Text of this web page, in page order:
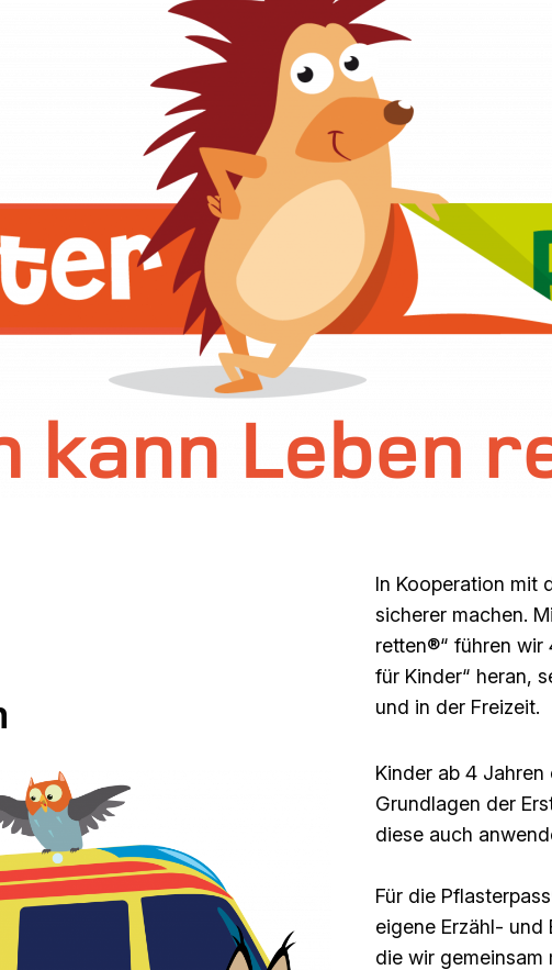
In Kooperation mit
sicherer machen.
retten®“ führen wir
für Kinder“ heran,
und in der Freizeit.
Kinder ab 4
Grundlagen der
diese auch
Für die
eigene Erzähl-
die wir gemeinsam